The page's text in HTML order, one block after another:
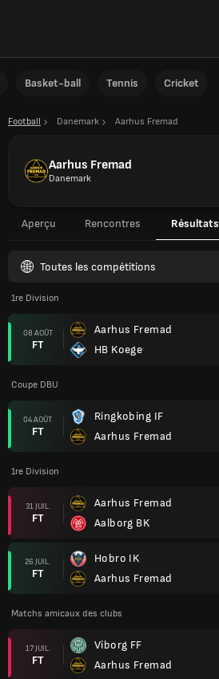
Basket-ball Tennis Cricket
Football Danemark Aarhus Fremad
Aarhus Fremad
Danemark
Aperçu Rencontres Résultats
Toutes les compétitions
1re Division
08 AOÛT
FT
Aarhus Fremad
HB Koege
Coupe DBU
04 AOÛT
FT
Ringkobing IF
Aarhus Fremad
1re Division
31 JUIL.
FT
Aarhus Fremad
Aalborg BK
26 JUIL.
FT
Hobro IK
Aarhus Fremad
Matchs amicaux des clubs
17 JUIL.
FT
Viborg FF
Aarhus Fremad